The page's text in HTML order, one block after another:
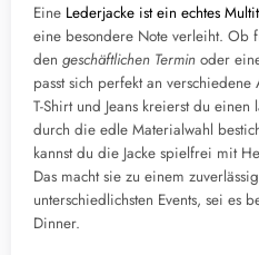
Eine Lederjacke ist ein echtes
eine besondere Note verleiht. Ob
den geschäftlichen Termin oder
passt sich perfekt an
T-Shirt und Jeans kreierst du
durch die edle Materialwahl
kannst du die Jacke spielfrei mit
Das macht sie zu einem
unterschiedlichsten Events, sei es
Dinner.